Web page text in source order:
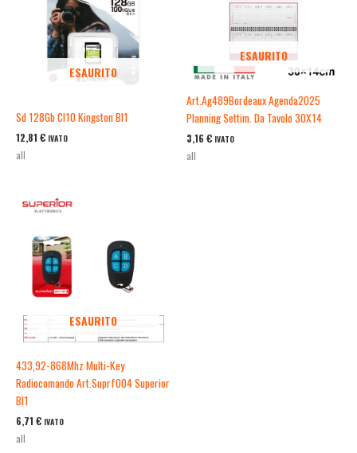
ESAURITO
Sd 128Gb Cl10 Kingston Bl1
12,81 € IVATO
all
ESAURITO
Art.Ag489Bordeaux Agenda2025
Planning Settim. Da Tavolo 30X14
3,16 € IVATO
all
ESAURITO
433,92-868Mhz Multi-Key
Radiocomando Art.Suprf004 Superior
Bl1
6,71 € IVATO
all